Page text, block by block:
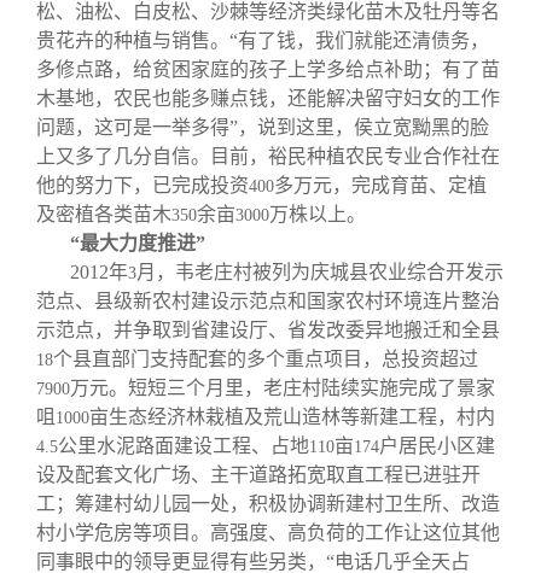
松、油松、白皮松、沙棘等经济类绿化苗木及牡丹等名
贵花卉的种植与销售。“有了钱，我们就能还清债务，
多修点路，给贫困家庭的孩子上学多给点补助；有了苗
木基地，农民也能多赚点钱，还能解决留守妇女的工作
问题，这可是一举多得”，说到这里，侯立宽黝黑的脸
上又多了几分自信。目前，裕民种植农民专业合作社在
他的努力下，已完成投资400多万元，完成育苗、定植
及密植各类苗木350余亩3000万株以上。
“最大力度推进”
2012年3月，韦老庄村被列为庆城县农业综合开发示
范点、县级新农村建设示范点和国家农村环境连片整治
示范点，并争取到省建设厅、省发改委异地搬迁和全县
18个县直部门支持配套的多个重点项目，总投资超过
7900万元。短短三个月里，老庄村陆续实施完成了景家
咀 1000亩生态经济林栽植及荒山造林等新建工程，村内
4.5公里水泥路面建设工程、占地110亩174户居民小区建
设及配套文化广场、主干道路拓宽取直工程已进驻开
工；筹建村幼儿园一处，积极协调新建村卫生所、改造
村小学危房等项目。高强度、高负荷的工作让这位其他
同事眼中的领导更显得有些另类，“电话几乎全天占